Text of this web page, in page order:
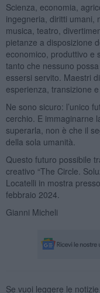
Scienza, economia,
ingegneria, diritti umani,
musica, teatro,
pietanze a disposizione
economico, produttivo e
tanto che nessuno
essersi servito. Maestri
esperienza, transizione e
Ne sono sicuro: l’unico
cerchio. E immaginarne
superarla, non è che il
della sola umanità.
Questo futuro possibile
creativo “The Circle.
Locatelli in mostra
febbraio 2024.
Gianni Micheli
Se vuoi leggere le